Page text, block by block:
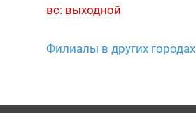
вс: выходной
Филиалы в других городах